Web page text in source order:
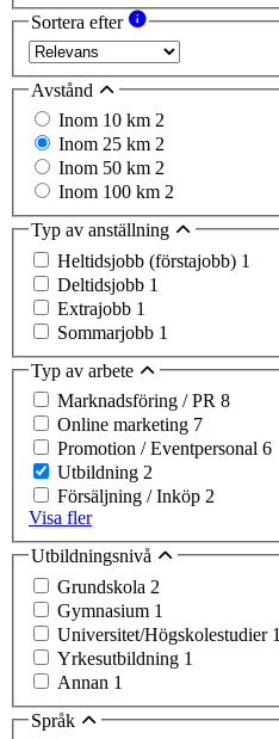
Sortera efter
Avstånd
Inom 10 km 2
Inom 25 km 2
Inom 50 km 2
Inom 100 km 2
Typ av anställning
Heltidsjobb (förstajobb) 1
Deltidsjobb 1
Extrajobb 1
Sommarjobb 1
Typ av arbete
Marknadsföring / PR 8
Online marketing 7
Promotion / Eventpersonal 6
Utbildning 2
Försäljning / Inköp 2
Visa fler
Utbildningsnivå
Grundskola 2
Gymnasium 1
Universitet/Högskolestudier 1
Yrkesutbildning 1
Annan 1
Språk